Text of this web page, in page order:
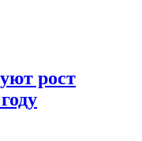
рост